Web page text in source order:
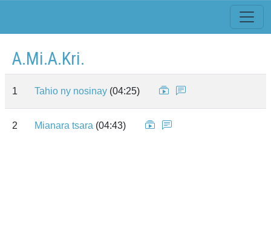
A.Mi.A.Kri.
1 Tahio ny nosinay (04:25)
2 Mianara tsara (04:43)